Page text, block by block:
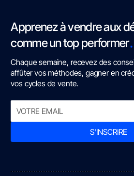
Apprenez à vendre aux
comme un top performer.
Chaque semaine, recevez des
affûter vos méthodes, gagner en
vos cycles de vente.